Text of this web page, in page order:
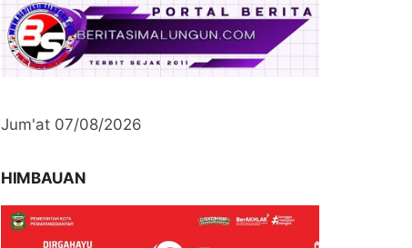
Jum'at 07/08/2026
HIMBAUAN